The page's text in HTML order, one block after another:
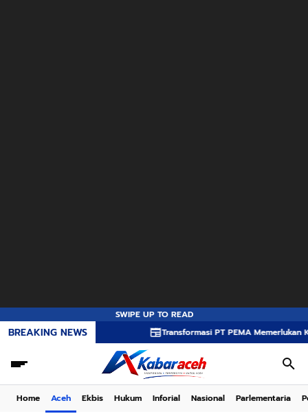
SWIPE UP TO READ
BREAKING NEWS Transformasi PT PEMA Memerlukan
Home Aceh Ekbis Hukum Inforial Nasional Parlementaria